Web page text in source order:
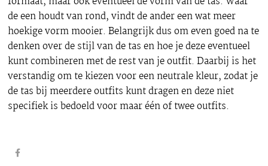
de een houdt van rond, vindt de ander een wat meer
hoekige vorm mooier. Belangrijk dus om even goed na te
denken over de stijl van de tas en hoe je deze eventueel
kunt combineren met de rest van je outfit. Daarbij is het
verstandig om te kiezen voor een neutrale kleur, zodat je
de tas bij meerdere outfits kunt dragen en deze niet
specifiek is bedoeld voor maar één of twee outfits.